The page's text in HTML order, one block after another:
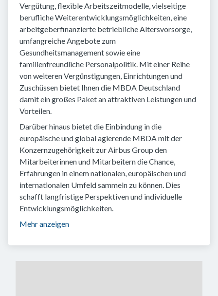
Vergütung, flexible Arbeitszeitmodelle, vielseitige
berufliche Weiterentwicklungsmöglichkeiten, eine
arbeitgeberfinanzierte betriebliche Altersvorsorge,
umfangreiche Angebote zum
Gesundheitsmanagement sowie eine
familienfreundliche Personalpolitik. Mit einer Reihe
von weiteren Vergünstigungen, Einrichtungen und
Zuschüssen bietet Ihnen die MBDA Deutschland
damit ein großes Paket an attraktiven Leistungen und
Vorteilen.
Darüber hinaus bietet die Einbindung in die
europäische und global agierende MBDA mit der
Konzernzugehörigkeit zur Airbus Group den
Mitarbeiterinnen und Mitarbeitern die Chance,
Erfahrungen in einem nationalen, europäischen und
internationalen Umfeld sammeln zu können. Dies
schafft langfristige Perspektiven und individuelle
Entwicklungsmöglichkeiten.
Mehr anzeigen